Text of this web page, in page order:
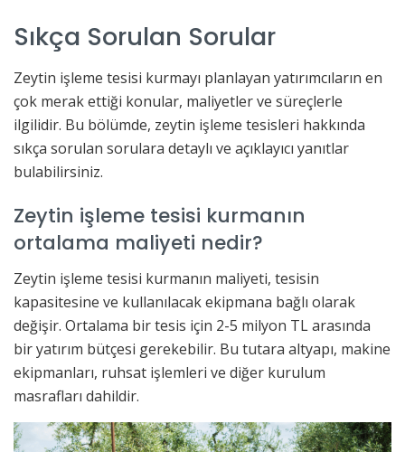
Sıkça Sorulan Sorular
Zeytin işleme tesisi kurmayı planlayan yatırımcıların en
çok merak ettiği konular, maliyetler ve süreçlerle
ilgilidir. Bu bölümde, zeytin işleme tesisleri hakkında
sıkça sorulan sorulara detaylı ve açıklayıcı yanıtlar
bulabilirsiniz.
Zeytin işleme tesisi kurmanın
ortalama maliyeti nedir?
Zeytin işleme tesisi kurmanın maliyeti, tesisin
kapasitesine ve kullanılacak ekipmana bağlı olarak
değişir. Ortalama bir tesis için 2-5 milyon TL arasında
bir yatırım bütçesi gerekebilir. Bu tutara altyapı, makine
ekipmanları, ruhsat işlemleri ve diğer kurulum
masrafları dahildir.